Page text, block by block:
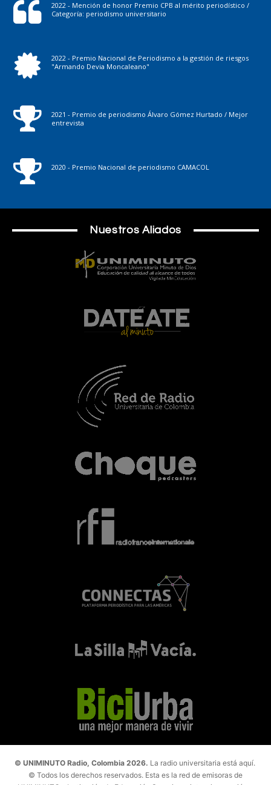
2022 - Mención de honor Premio CPB al mérito periodístico /
Categoría: periodismo universitario
2022 - Premio Nacional de Periodismo a la gestión de riesgos
"Armando Devia Moncaleano"
2021 - Premio de periodismo Álvaro Gómez Hurtado / Mejor
entrevista
2020 - Premio Nacional de periodismo CAMACOL
Nuestros Aliados
© UNIMINUTO Radio, Colombia 2026. La radio universitaria está aquí.
© Todos los derechos reservados. Esta es la red de emisoras de